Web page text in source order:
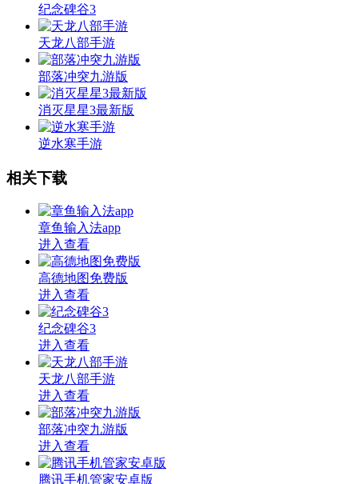
纪念碑谷3
天龙八部手游
部落冲突九游版
消灭星星3最新版
逆水寒手游
相关下载
章鱼输入法app
进入查看
高德地图免费版
进入查看
纪念碑谷3
进入查看
天龙八部手游
进入查看
部落冲突九游版
进入查看
腾讯手机管家安卓版